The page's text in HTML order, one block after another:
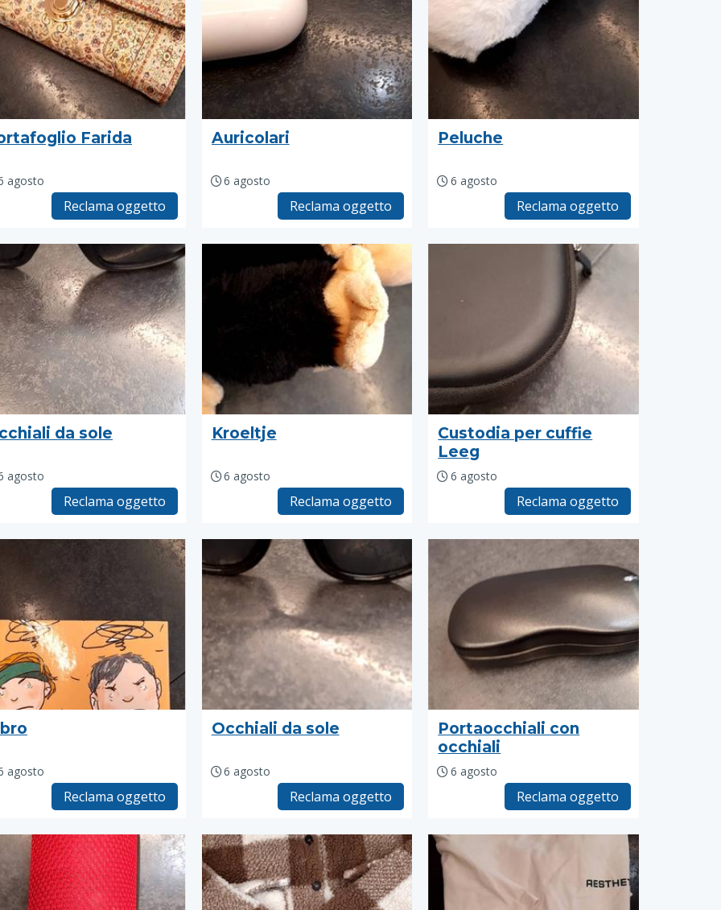
Farida
agosto
Reclama oggetto
Auricolari
6 agosto
Reclama oggetto
Peluche
6 agosto
Reclama oggetto
da sole
agosto
Reclama oggetto
Kroeltje
6 agosto
Reclama oggetto
Custodia per cuffie
Leeg
6 agosto
Reclama oggetto
agosto
Reclama oggetto
Occhiali da sole
6 agosto
Reclama oggetto
Portaocchiali con
occhiali
6 agosto
Reclama oggetto